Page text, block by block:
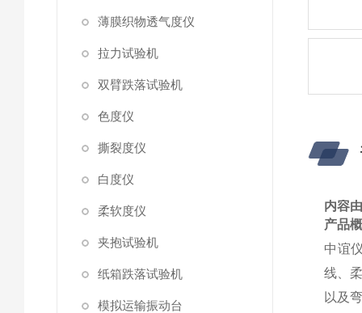
薄膜织物透气度仪
拉力试验机
双臂跌落试验机
色度仪
撕裂度仪
白度仪
柔软度仪
夹抱试验机
纸箱跌落试验机
模拟运输振动台
内容
产品
中谊
线、
以及